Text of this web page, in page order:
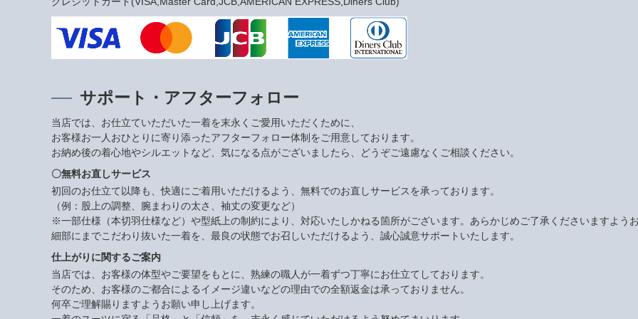
サポート・アフターフォロー
当店では、お仕立ていただいた一着を末永くご愛用いただくために、
お客様お一人おひとりに寄り添ったアフターフォロー体制をご用意しております。
お納め後の着心地やシルエットなど、気になる点がございましたら、どうぞご遠慮なくご相談ください。
〇無料お直しサービス
初回のお仕立て以降も、快適にご着用いただけるよう、無料でのお直しサービスを承っております。
（例：股上の調整、腕まわりの太さ、袖丈の変更など）
※一部仕様（本切羽仕様など）や型紙上の制約により、対応いたしかねる箇所がございます。あらかじめご了承くださいますようお
細部にまでこだわり抜いた一着を、最良の状態でお召しいただけるよう、誠心誠意サポートいたします。
仕上がりに関するご案内
当店では、お客様の体型やご要望をもとに、熟練の職人が一着ずつ丁寧にお仕立てしております。
そのため、お客様のご都合によるイメージ違いなどの理由での全額返金は承っておりません。
何卒ご理解賜りますようお願い申し上げます。